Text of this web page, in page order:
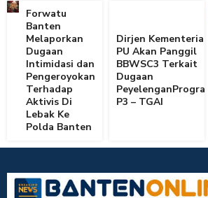
Forwatu
Banten
Melaporkan
Dugaan
Intimidasi dan
Pengeroyokan
Terhadap
Aktivis Di
Lebak Ke
Polda Banten
Dirjen Kementerian
PU Akan Panggil
BBWSC3 Terkait
Dugaan
PeyelenganProgram
P3 – TGAI